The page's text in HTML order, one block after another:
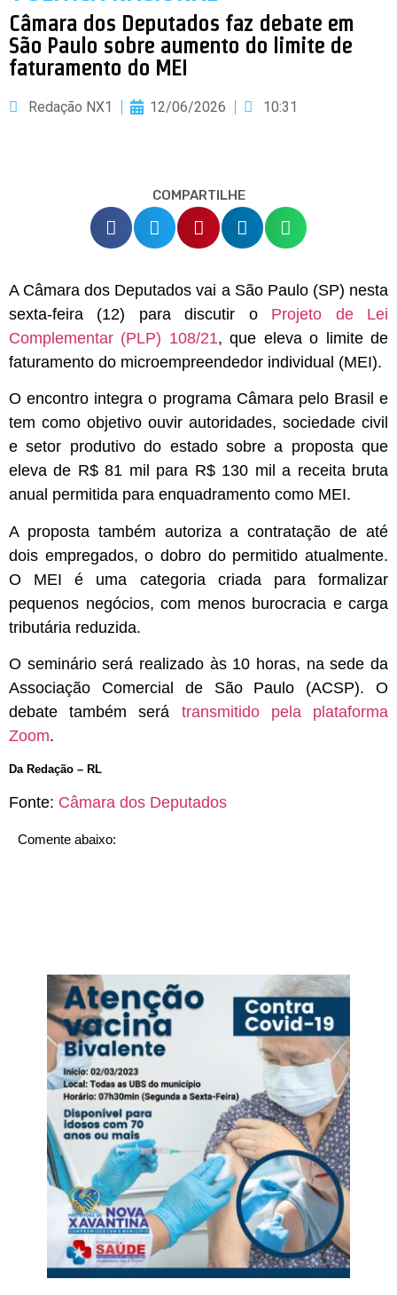
Câmara dos Deputados faz debate em
São Paulo sobre aumento do limite de
faturamento do MEI
Redação NX1 12/06/2026 10:31
COMPARTILHE
A Câmara dos Deputados vai a São Paulo (SP) nesta
sexta-feira (12) para discutir o Projeto de Lei
Complementar (PLP) 108/21, que eleva o limite de
faturamento do microempreendedor individual (MEI).
O encontro integra o programa Câmara pelo Brasil e
tem como objetivo ouvir autoridades, sociedade civil
e setor produtivo do estado sobre a proposta que
eleva de R$ 81 mil para R$ 130 mil a receita bruta
anual permitida para enquadramento como MEI.
A proposta também autoriza a contratação de até
dois empregados, o dobro do permitido atualmente.
O MEI é uma categoria criada para formalizar
pequenos negócios, com menos burocracia e carga
tributária reduzida.
O seminário será realizado às 10 horas, na sede da
Associação Comercial de São Paulo (ACSP). O
debate também será transmitido pela plataforma
Zoom.
Da Redação – RL
Fonte: Câmara dos Deputados
Comente abaixo: